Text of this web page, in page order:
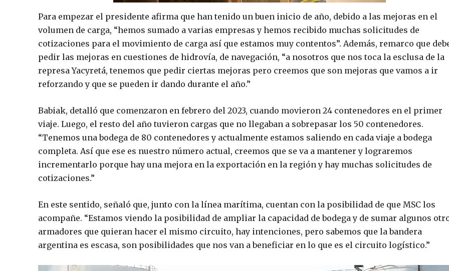
Para empezar el presidente afirma que han tenido un buen inicio de año, debido a las mejoras en el
volumen de carga, “hemos sumado a varias empresas y hemos recibido muchas solicitudes de
cotizaciones para el movimiento de carga así que estamos muy contentos”. Además, remarco que
pedir las mejoras en cuestiones de hidrovía, de navegación, “a nosotros que nos toca la esclusa de la
represa Yacyretá, tenemos que pedir ciertas mejoras pero creemos que son mejoras que vamos a ir
reforzando y que se pueden ir dando durante el año.”
Babiak, detalló que comenzaron en febrero del 2023, cuando movieron 24 contenedores en el primer
viaje. Luego, el resto del año tuvieron cargas que no llegaban a sobrepasar los 50 contenedores.
“Tenemos una bodega de 80 contenedores y actualmente estamos saliendo en cada viaje a bodega
completa. Así que ese es nuestro número actual, creemos que se va a mantener y lograremos
incrementarlo porque hay una mejora en la exportación en la región y hay muchas solicitudes de
cotizaciones.”
En este sentido, señaló que, junto con la línea marítima, cuentan con la posibilidad de que MSC los
acompañe. “Estamos viendo la posibilidad de ampliar la capacidad de bodega y de sumar algunos
armadores que quieran hacer el mismo circuito, hay intenciones, pero sabemos que la bandera
argentina es escasa, son posibilidades que nos van a beneficiar en lo que es el circuito logístico.”